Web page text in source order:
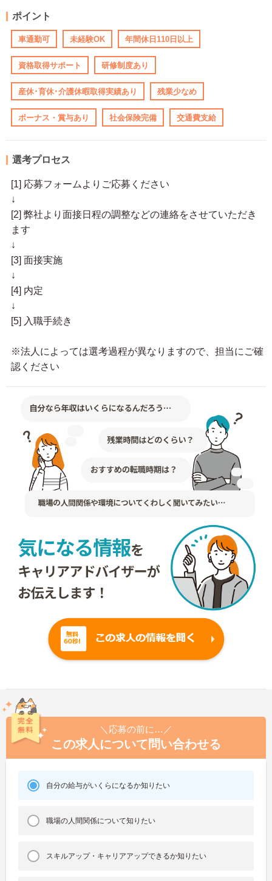
ポイント
車通勤可 未経験OK 年間休日110日以上
資格取得サポート 研修制度あり
産休･育休･介護休暇取得実績あり 残業少なめ
ボーナス・賞与あり 社会保険完備 交通費支給
選考プロセス
[1] 応募フォームよりご応募ください
↓
[2] 弊社より面接日程の調整などの連絡をさせていただき
ます
↓
[3] 面接実施
↓
[4] 内定
↓
[5] 入職手続き
※法人によっては選考過程が異なりますので、担当にご確
認ください
＼応募の前に…／
この求人について問い合わせる
自分の給与がいくらになるか知りたい
職場の人間関係について知りたい
スキルアップ・キャリアアップできるか知りたい